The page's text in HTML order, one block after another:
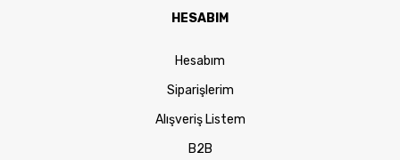
HESABIM
Hesabım
Siparişlerim
Alışveriş Listem
B2B